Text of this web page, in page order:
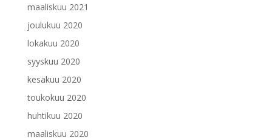
maaliskuu 2021
joulukuu 2020
lokakuu 2020
syyskuu 2020
kesäkuu 2020
toukokuu 2020
huhtikuu 2020
maaliskuu 2020